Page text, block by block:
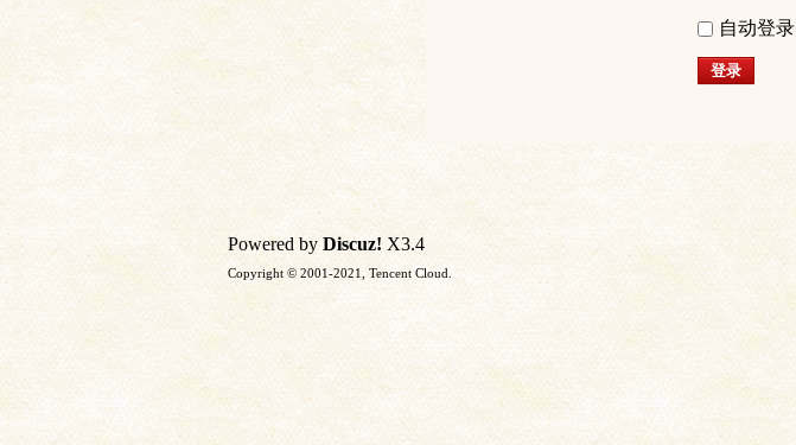
自动登录
登录
Powered by Discuz! X3.4
Copyright © 2001-2021, Tencent Cloud.